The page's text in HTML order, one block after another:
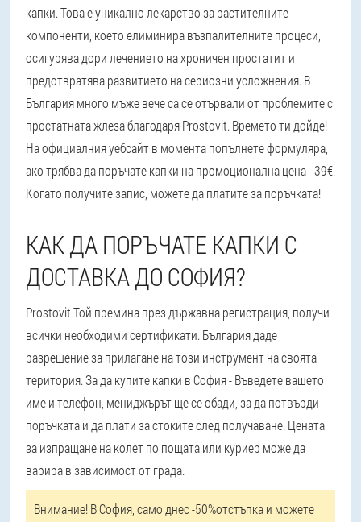
капки. Това е уникално лекарство за растителните
компоненти, което елиминира възпалителните процеси,
осигурява дори лечението на хроничен простатит и
предотвратява развитието на сериозни усложнения. В
България много мъже вече са се отървали от проблемите с
простатната жлеза благодаря Prostovit. Времето ти дойде!
На официалния уебсайт в момента попълнете формуляра,
ако трябва да поръчате капки на промоционална цена - 39€.
Когато получите запис, можете да платите за поръчката!
КАК ДА ПОРЪЧАТЕ КАПКИ С
ДОСТАВКА ДО СОФИЯ?
Prostovit Той премина през държавна регистрация, получи
всички необходими сертификати. България даде
разрешение за прилагане на този инструмент на своята
територия. За да купите капки в София - Въведете вашето
име и телефон, мениджърът ще се обади, за да потвърди
поръчката и да плати за стоките след получаване. Цената
за изпращане на колет по пощата или куриер може да
варира в зависимост от града.
Внимание! В София, само днес -50%отстъпка и можете